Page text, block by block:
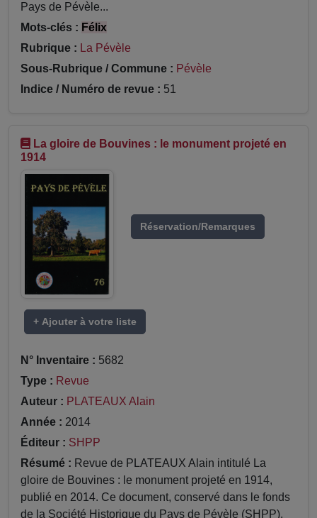
Pays de Pévèle...
Mots-clés : Félix
Rubrique : La Pévèle
Sous-Rubrique / Commune : Pévèle
Indice / Numéro de revue : 51
La gloire de Bouvines : le monument projeté en
1914
Réservation/Remarques
+ Ajouter à votre liste
N° Inventaire : 5682
Type : Revue
Auteur : PLATEAUX Alain
Année : 2014
Éditeur : SHPP
Résumé : Revue de PLATEAUX Alain intitulé La
gloire de Bouvines : le monument projeté en 1914,
publié en 2014. Ce document, conservé dans le fonds
de la Société Historique du Pays de Pévèle (SHPP),